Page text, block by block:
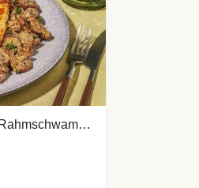
Palatschinken Wiener Art mit Rahmschwammerln